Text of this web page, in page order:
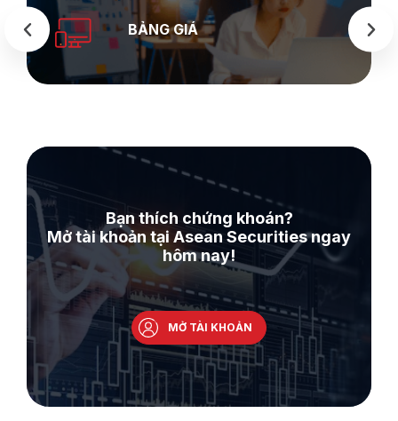
SEASTOCK
WEB
Bạn thích chứng khoán?
Mở tài khoản tại Asean Securities ngay
hôm nay!
MỞ TÀI KHOẢN